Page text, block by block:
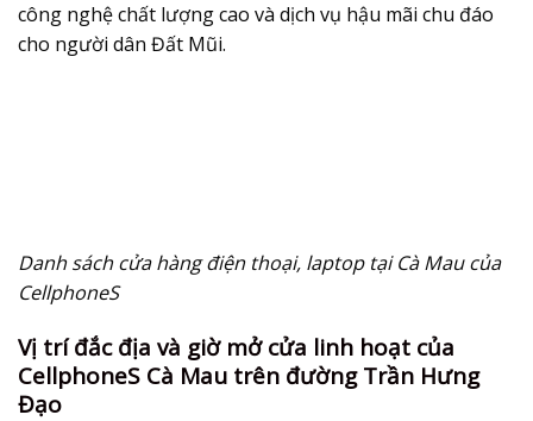
công nghệ chất lượng cao và dịch vụ hậu mãi chu đáo
cho người dân Đất Mũi.
Danh sách cửa hàng điện thoại, laptop tại Cà Mau của
CellphoneS
Vị trí đắc địa và giờ mở cửa linh hoạt của
CellphoneS Cà Mau trên đường Trần Hưng
Đạo